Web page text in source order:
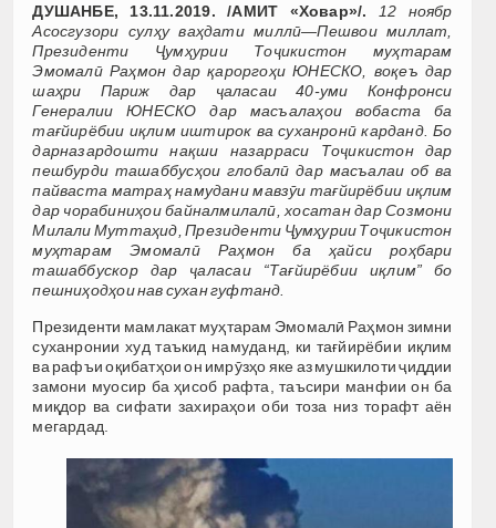
ДУШАНБЕ, 13.11.2019. /АМИТ «Ховар»/.
12 ноябр
Асосгузори сулҳу ваҳдати миллӣ—Пешвои миллат,
Президенти Ҷумҳурии Тоҷикистон муҳтарам
ЭмомалӣРаҳмон дар қароргоҳи ЮНЕСКО, воқеъ дар
шаҳри Париж дар ҷаласаи 40-уми Конфронси
Генералии ЮНЕСКО дар масъалаҳои вобаста ба
тағйирёбии иқлим иштирок ва суханронӣ карданд. Бо
дарназардошти нақши назарраси Тоҷикистон дар
пешбурди ташаббусҳои глобалӣ дар масъалаи об ва
пайваста матраҳ намудани мавзӯи тағйирёбии иқлим
дар чорабиниҳои байналмилалӣ , хосатан дар Созмони
Милали Муттаҳид, Президенти Ҷумҳурии Тоҷикистон
муҳтарам ЭмомалӣРаҳмон ба ҳайси роҳбари
ташаббускор дар ҷаласаи “Тағйирёбии иқлим” бо
пешниҳодҳои нав сухан гуфтанд.
Президенти мамлакат муҳтарам Эмомалӣ Раҳмон зимни
суханронии худ таъкид намуданд, ки тағйирёбии иқлим
ва рафъи оқибатҳои он имрӯзҳо яке аз мушкилоти ҷиддии
замони муосир ба ҳисоб рафта, таъсири манфии он ба
миқдор ва сифати захираҳои оби тоза низ торафт аён
мегардад.